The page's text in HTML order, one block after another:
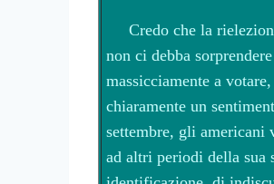
Credo che la
non ci debba
massicciamente a votare,
chiaramente un
settembre, gli americani
ad altri periodi della sua